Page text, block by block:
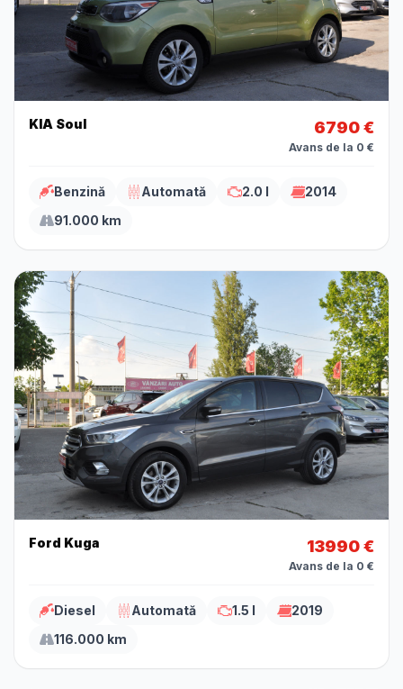
KIA Soul 6790 €
Avans de la 0 €
Benzină Automată 2.0 l
2014
91.000 km
Ford Kuga 13990 €
Avans de la 0 €
Diesel Automată 1.5 l
2019
116.000 km